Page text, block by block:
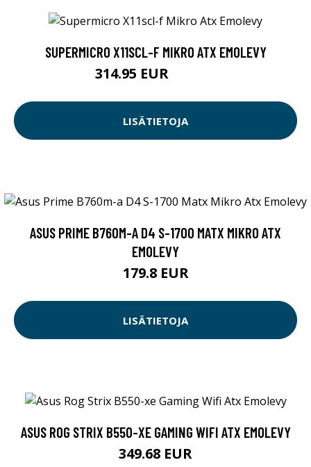
SUPERMICRO X11SCL-F MIKRO ATX EMOLEVY
314.95 EUR
LISÄTIETOJA
ASUS PRIME B760M-A D4 S-1700 MATX MIKRO ATX
EMOLEVY
179.8 EUR
LISÄTIETOJA
ASUS ROG STRIX B550-XE GAMING WIFI ATX EMOLEVY
349.68 EUR